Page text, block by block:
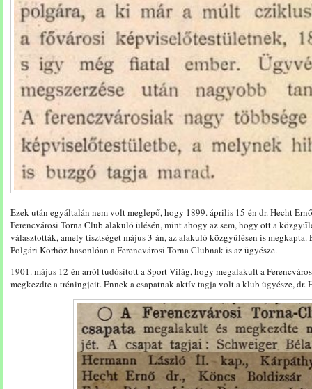
Ezek után egyáltalán nem volt meglepő, hogy 1899. április 15-én dr. Hecht
Ferencvárosi Torna Club alakuló ülésén, mint ahogy az sem, hogy ott a
választották, amely tisztséget május 3-án, az alakuló közgyűlésen is
Polgári Körhöz hasonlóan a Ferencvárosi Torna Clubnak is az ügyésze.
1901. május 12-én arról tudósított a Sport-Világ, hogy megalakult a
megkezdte a tréningjeit. Ennek a csapatnak aktív tagja volt a klub ügyésze, dr.